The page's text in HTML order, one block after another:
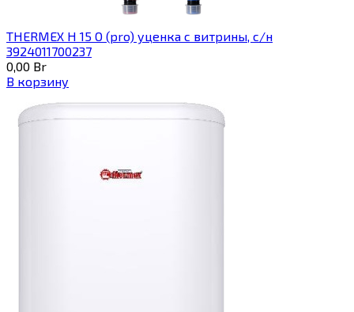
THERMEX H 15 O (pro) уценка с витрины, с/н
3924011700237
0,00 Br
В корзину